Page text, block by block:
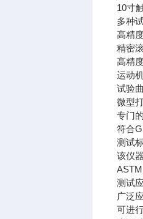
10寸
多种
高精
精密
高精
运动
试验
微型
专门
符合
测试
该仪
测试
广泛
可进